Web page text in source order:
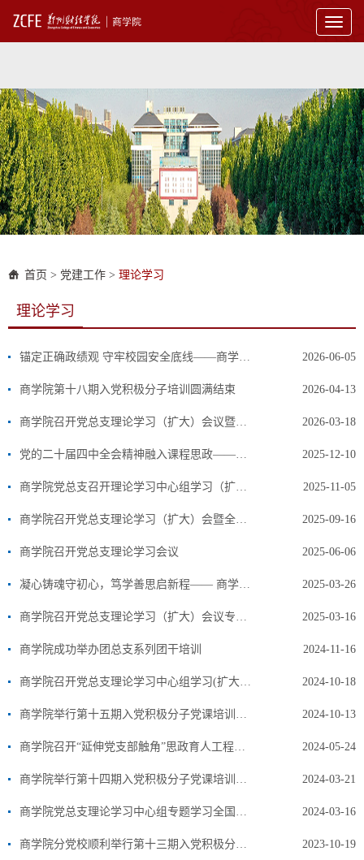
Toggle
首页 > 党建工作 > 理论学习
理论学习
锚定正确政绩观 守牢校园安全底线——商学院召开党总支理论学习（扩大）会议 2026-06-05
商学院第十八期入党积极分子培训圆满结束 2026-04-13
商学院召开党总支理论学习（扩大）会议暨全体教职工大会 2026-03-18
党的二十届四中全会精神融入课程思政——商学院各教研室开展教研活动 2025-12-10
商学院党总支召开理论学习中心组学习（扩大）会议 2025-11-05
商学院召开党总支理论学习（扩大）会暨全体教职工会议 2025-09-16
商学院召开党总支理论学习会议 2025-06-06
凝心铸魂守初心，笃学善思启新程—— 商学院开展第16期入党积极分子党课教育培训 2025-03-26
商学院召开党总支理论学习（扩大）会议专题 ——学习2025年全国两会精神 2025-03-16
商学院成功举办团总支系列团干培训 2024-11-16
商学院召开党总支理论学习中心组学习(扩大)会议 2024-10-18
商学院举行第十五期入党积极分子党课培训开班仪式暨第一讲党课 2024-10-13
商学院召开“延伸党支部触角”思政育人工程工作 推进会 2024-05-24
商学院举行第十四期入党积极分子党课培训开班仪式暨第一讲 2024-03-21
商学院党总支理论学习中心组专题学习全国两会精神 2024-03-16
商学院分党校顺利举行第十三期入党积极分子培训班党课结业考试 2023-10-19